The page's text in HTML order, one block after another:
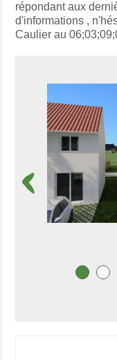
répondant aux
d'informations ,
Caulier au